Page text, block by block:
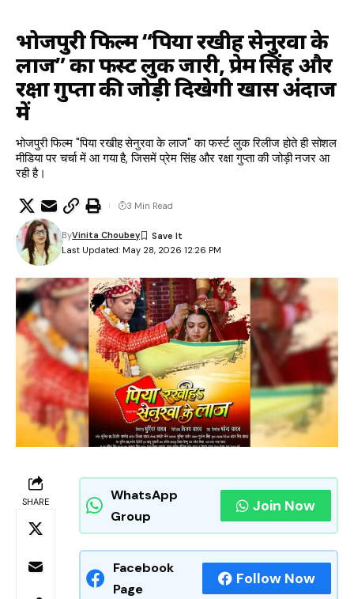
भोजपुरी फिल्म “पिया रखीह सेनुरवा के
लाज” का फर्स्ट लुक जारी, प्रेम सिंह और
रक्षा गुप्ता की जोड़ी दिखेगी खास अंदाज
में
भोजपुरी फिल्म "पिया रखीह सेनुरवा के लाज" का फर्स्ट लुक रिलीज होते ही सोशल
मीडिया पर चर्चा में आ गया है, जिसमें प्रेम सिंह और रक्षा गुप्ता की जोड़ी नजर आ
रही है।
Last Updated: May 28, 2026 12:26 PM
ByVinita Choubey
3 Min Read
SHARE
WhatsApp
Group
Join Now
Facebook
Page
Follow Now